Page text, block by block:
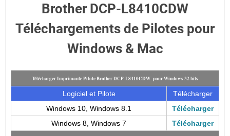
Brother DCP-L8410CDW
Téléchargements de Pilotes pour
Windows & Mac
Télécharger Imprimante Pilote Brother DCP-L8410CDW pour Windows 32 bits
Logiciel et Pilote
Télécharger
Windows 10, Windows 8.1
Télécharger
Windows 8, Windows 7
Télécharger